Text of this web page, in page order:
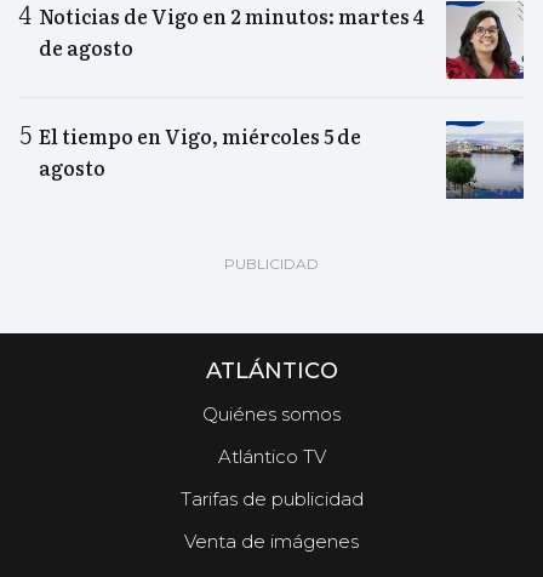
Noticias de Vigo en 2 minutos: martes 4
de agosto
El tiempo en Vigo, miércoles 5 de
agosto
ATLÁNTICO
Quiénes somos
Atlántico TV
Tarifas de publicidad
Venta de imágenes